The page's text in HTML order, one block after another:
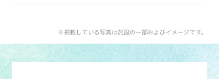
健康型有料老人ホーム※2024年6月現在、
健康型有料老人ホームは交欒 湘南佐島のみと
なります
入居系サービス ：ホームに入居したい方向け
の施設一覧は以下です。
※掲載している写真は施設の一部およびイメージです。